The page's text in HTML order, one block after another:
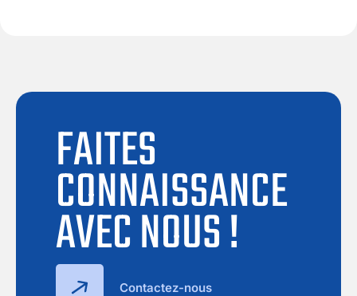
FAITES
CONNAISSANCE
AVEC NOUS !
Contactez-nous